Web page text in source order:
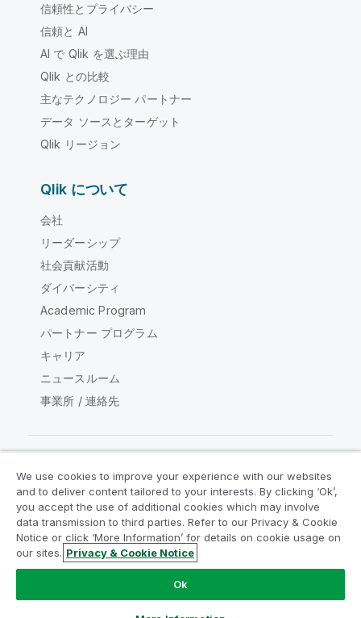
信頼性とプライバシー
信頼と AI
AI で Qlik を選ぶ理由
Qlik との比較
主なテクノロジー パートナー
データ ソースとターゲット
Qlik リージョン
Qlik について
会社
リーダーシップ
社会貢献活動
ダイバーシティ
Academic Program
パートナー プログラム
キャリア
ニュースルーム
事業所 / 連絡先
Qlik コミュニティ
法的契約 製品規約
Legal Policies
リーガルポリシー
利用規約
Do Not Share My Info
Copyright © 1993-2026 QlikTech International AB.無断複写・
We use cookies to improve your experience with our websites
and to deliver content tailored to your interests. By clicking ‘Ok’,
you accept the use of additional cookies which may involve
data transmission to third parties. Refer to our Privacy & Cookie
Notice or click ‘More Information’ for details on cookie usage on
our sites. Privacy & Cookie Notice
Ok